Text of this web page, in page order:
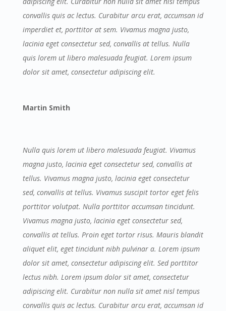
convallis quis ac lectus. Curabitur arcu erat, accumsan id
imperdiet et, porttitor at sem. Vivamus magna justo,
lacinia eget consectetur sed, convallis at tellus. Nulla
quis lorem ut libero malesuada feugiat. Lorem ipsum
dolor sit amet, consectetur adipiscing elit.
Martin Smith
Nulla quis lorem ut libero malesuada feugiat. Vivamus
magna justo, lacinia eget consectetur sed, convallis at
tellus. Vivamus magna justo, lacinia eget consectetur
sed, convallis at tellus. Vivamus suscipit tortor eget felis
porttitor volutpat. Nulla porttitor accumsan tincidunt.
Vivamus magna justo, lacinia eget consectetur sed,
convallis at tellus. Proin eget tortor risus. Mauris blandit
aliquet elit, eget tincidunt nibh pulvinar a. Lorem ipsum
dolor sit amet, consectetur adipiscing elit. Sed porttitor
lectus nibh. Lorem ipsum dolor sit amet, consectetur
adipiscing elit. Curabitur non nulla sit amet nisl tempus
convallis quis ac lectus. Curabitur arcu erat, accumsan id